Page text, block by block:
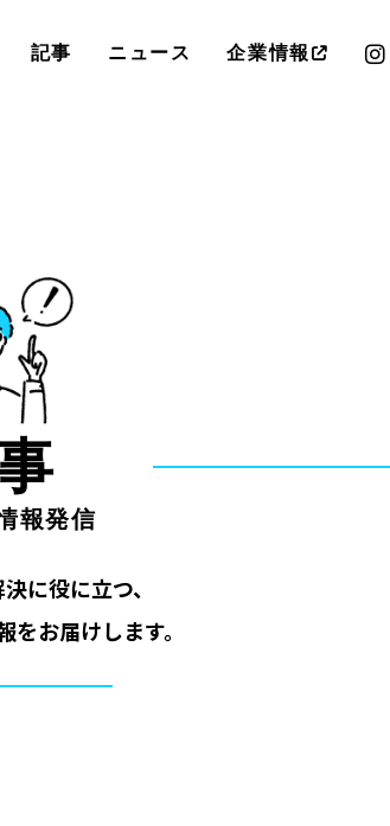
記事 ニュース 企業情報
報発信
に役に立つ、
をお届けします。